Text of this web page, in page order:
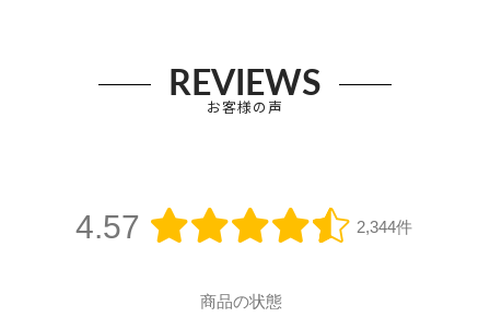
REVIEWS
お客様の声
4.57 2,344件
商品の状態